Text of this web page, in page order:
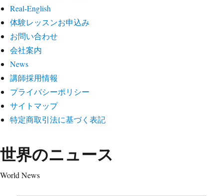
Real-English
体験レッスンお申込み
お問い合わせ
会社案内
News
講師採用情報
プライバシーポリシー
サイトマップ
特定商取引法に基づく表記
世界のニュース
World News